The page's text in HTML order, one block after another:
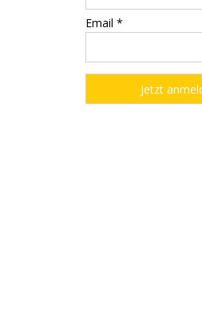
Email *